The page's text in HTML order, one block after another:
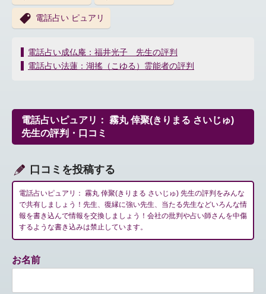
電話占い ピュアリ
投
稿
ー
シ
ョ
電話占い成仏庵：福井光子 先生の評判
電話占い法蓮：湖搖（こゆる）霊能者の評判
電話占いピュアリ： 霧丸 倖聚(きりまる さいじゅ)
先生の評判・口コミ
口コミを投稿する
電話占いピュアリ： 霧丸 倖聚(きりまる さいじゅ) 先生の評判をみんな
で共有しましょう！先生、復縁に強い先生、当たる先生などいろんな情
報を書き込んで情報を交換しましょう！会社の批判や占い師さんを中傷
するような書き込みは禁止しています。
お名前